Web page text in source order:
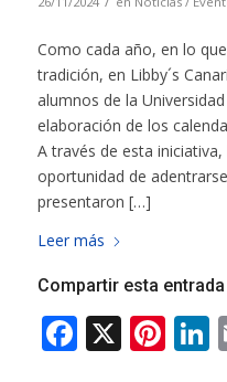
Como cada año, en lo
tradición, en Libby´s
alumnos de la
elaboración de los
A través de esta
oportunidad de
presentaron […]
Leer más
Compartir esta entrada